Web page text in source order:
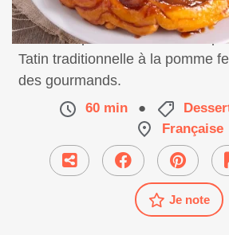
Un classique ! Délicieuse et
Tatin traditionnelle à la pomme
des gourmands.
60 min ●
Française
Je note